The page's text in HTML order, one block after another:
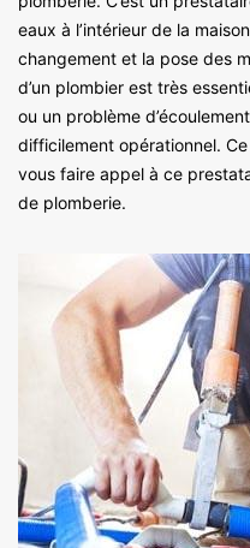
eaux à l’intérieur de la
changement et la pose des
d’un plombier est très
ou un problème
difficilement opérationnel.
vous faire appel à ce
de plomberie.